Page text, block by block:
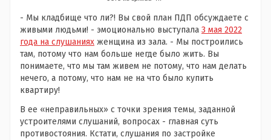
- Мы кладбище что ли?! Вы свой план ПДП обсуждаете с
живыми людьми! - эмоционально выступала 3 мая 2022
года на слушаниях женщина из зала. - Мы построились
там, потому что нам больше негде было жить. Вы
понимаете, что мы там живем не потому, что нам делать
нечего, а потому, что нам не на что было купить
квартиру!
В ее «неправильных» с точки зрения темы, заданной
устроителями слушаний, вопросах - главная суть
противостояния. Кстати, слушания по застройке